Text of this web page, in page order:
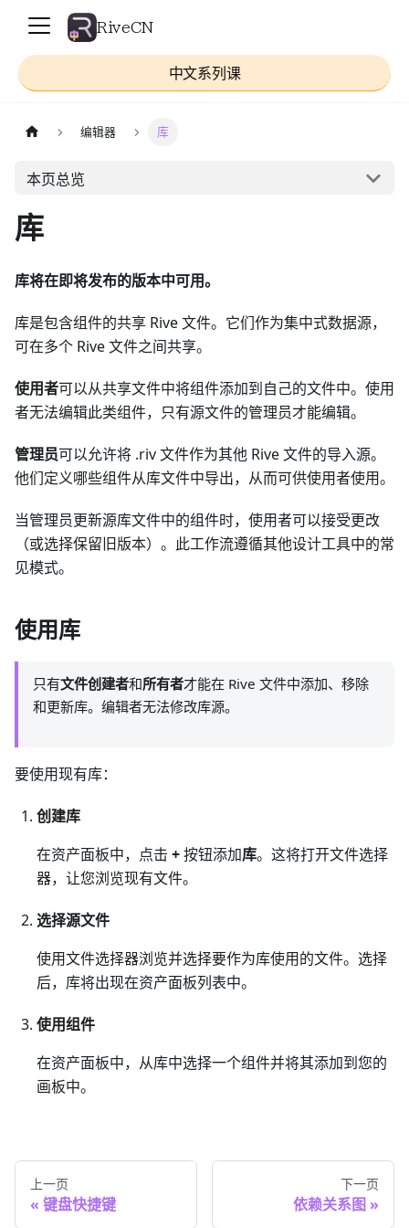
RiveCN
中文系列课
编辑器 库
本页总览
库
库将在即将发布的版本中可用。
库是包含组件的共享 Rive 文件。它们作为集中式数据源，
可在多个 Rive 文件之间共享。
使用者可以从共享文件中将组件添加到自己的文件中。使用
者无法编辑此类组件，只有源文件的管理员才能编辑。
管理员可以允许将 .riv 文件作为其他 Rive 文件的导入源。
他们定义哪些组件从库文件中导出，从而可供使用者使用。
当管理员更新源库文件中的组件时，使用者可以接受更改
（或选择保留旧版本）。此工作流遵循其他设计工具中的常
见模式。
使用库
只有文件创建者和所有者才能在 Rive 文件中添加、移除
和更新库。编辑者无法修改库源。
要使用现有库：
创建库
在资产面板中，点击 +按钮添加库。这将打开文件选择
器，让您浏览现有文件。
选择源文件
使用文件选择器浏览并选择要作为库使用的文件。选择
后，库将出现在资产面板列表中。
使用组件
在资产面板中，从库中选择一个组件并将其添加到您的
画板中。
上一页
键盘快捷键
下一页
依赖关系图